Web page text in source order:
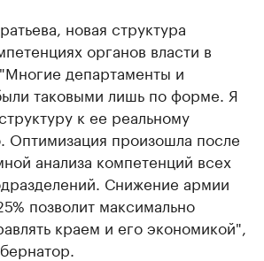
новая структура
органов власти в
департаменты и
таковыми лишь по форме. Я
к ее реальному
Оптимизация произошла после
анализа компетенций всех
Снижение армии
позволит максимально
краем и его экономикой",